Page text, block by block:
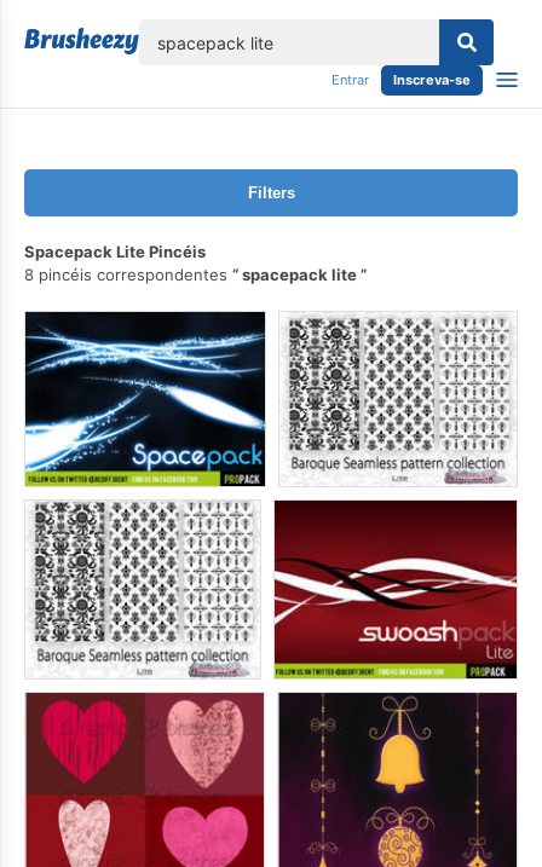
Entrar Inscreva-se
Filters
Spacepack Lite Pincéis
8 pincéis correspondentes
spacepack lite